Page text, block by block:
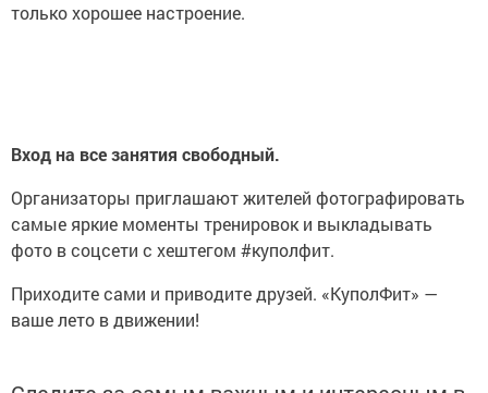
только хорошее настроение.
Вход на все занятия свободный.
Организаторы приглашают жителей фотографировать
самые яркие моменты тренировок и выкладывать
фото в соцсети с хештегом #куполфит.
Приходите сами и приводите друзей. «КуполФит» —
ваше лето в движении!